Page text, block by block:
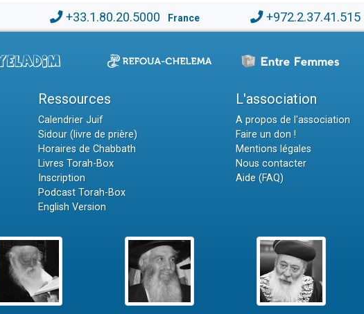
+33.1.80.20.5000 France +972.2.37.41.515
Ressources
Calendrier Juif
Sidour (livre de prière)
Horaires de Chabbath
Livres Torah-Box
Inscription
Podcast Torah-Box
English Version
L'association
A propos de l'association
Faire un don !
Mentions légales
Nous contacter
Aide (FAQ)